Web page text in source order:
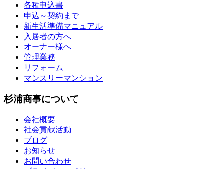
各種申込書
申込～契約まで
新生活準備マニュアル
入居者の方へ
オーナー様へ
管理業務
リフォーム
マンスリーマンション
杉浦商事について
会社概要
社会貢献活動
ブログ
お知らせ
お問い合わせ